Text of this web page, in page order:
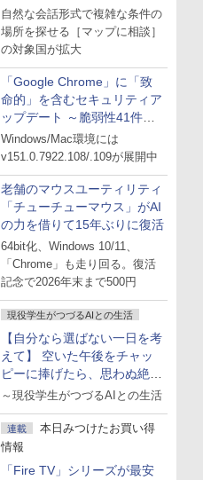
自然な会話形式で複雑な条件の
場所を探せる［マップに相談］
の対象国が拡大
「Google Chrome」に「致
命的」を含むセキュリティア
ップデート ～脆弱性41件に
対処
Windows/Mac環境には
v151.0.7922.108/.109が展開中
老舗のマウスユーティリティ
「チューチューマウス」がAI
の力を借りて15年ぶりに復活
64bit化、Windows 10/11、
「Chrome」も走り回る。復活
記念で2026年末まで500円
現役学生がつづるAIとの生活
【自分なら選ばない一日を考
えて】 空いた午後をチャッ
ピーに捧げたら、思わぬ絶景
に出会った話
～現役学生がつづるAIとの生活
連載
本日みつけたお買い得
情報
「Fire TV」シリーズが最安